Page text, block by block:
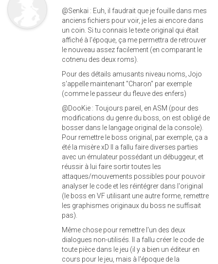
@Senkai : Euh, il faudrait que je fouille dans mes
anciens fichiers pour voir, je les ai encore dans
un coin. Si tu connais le texte original qui était
affiché à l'époque, ça me permettra de retrouver
le nouveau assez facilement (en comparant le
cotnenu des deux roms).
Pour des détails amusants niveau noms, Jojo
s'appelle maintenant "Charon" par exemple
(comme le passeur du fleuve des enfers)
@DooKie : Toujours pareil, en ASM (pour des
modifications du genre du boss, on est obligé de
bosser dans le langage original de la console).
Pour remettre le boss original, par exemple, ça a
été la misère xD Il a fallu faire diverses parties
avec un émulateur possédant un débuggeur, et
réussir à lui faire sortir toutes les
attaques/mouvements possibles pour pouvoir
analyser le code et les réintégrer dans l'original
(le boss en VF utilisant une autre forme, remettre
les graphismes originaux du boss ne suffisait
pas).
Même chose pour remettre l'un des deux
dialogues non-utilisés. Il a fallu créer le code de
toute pièce dans le jeu (il y a bien un éditeur en
cours pour le jeu, mais à l'époque de la